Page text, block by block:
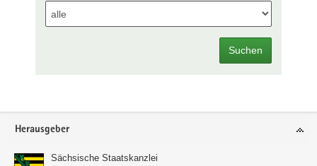
Suchen
Footer-
Herausgeber
Sächsische Staatskanzlei